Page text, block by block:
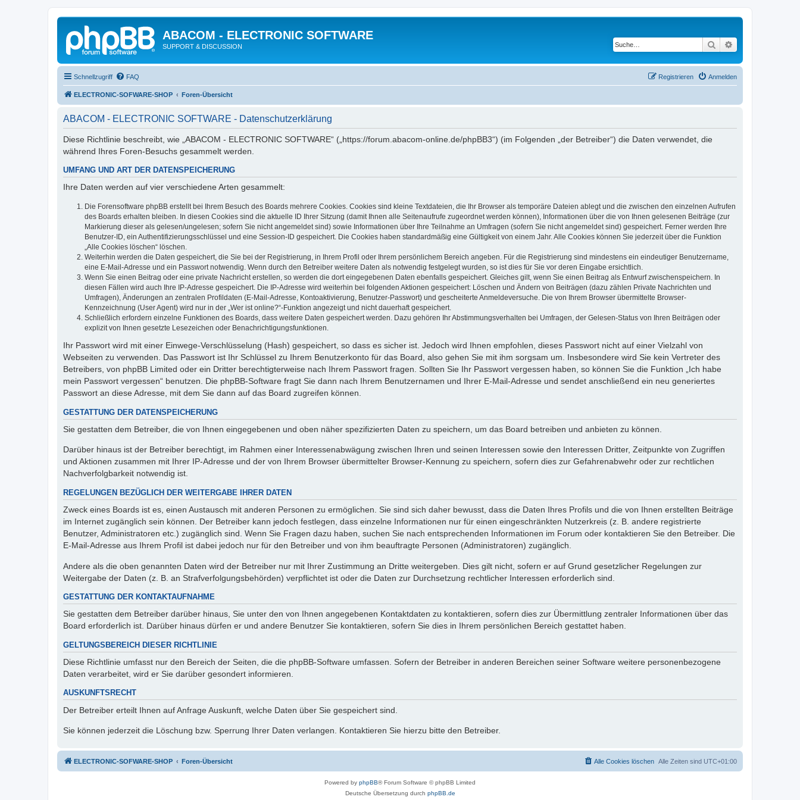
ABACOM - ELECTRONIC SOFTWARE
SUPPORT & DISCUSSION Suche
Schnellzugriff FAQ Anmelden
Registrieren
ELECTRONIC-SOFWARE-SHOP Foren-Übersicht
ABACOM - ELECTRONIC SOFTWARE - Datenschutzerklärung
Diese Richtlinie beschreibt, wie „ABACOM - ELECTRONIC SOFTWARE“ („https://forum.abacom-online.de/phpBB3“) (im Folgenden „der Betreiber“) die Daten verwendet, die
während Ihres Foren-Besuchs gesammelt werden.
UMFANG UND ART DER DATENSPEICHERUNG
Ihre Daten werden auf vier verschiedene Arten gesammelt:
Die Forensoftware phpBB erstellt bei Ihrem Besuch des Boards mehrere Cookies. Cookies sind kleine Textdateien, die Ihr Browser als temporäre Dateien ablegt und die zwischen den einzelnen Aufrufen
des Boards erhalten bleiben. In diesen Cookies sind die aktuelle ID Ihrer Sitzung (damit Ihnen alle Seitenaufrufe zugeordnet werden können), Informationen über die von Ihnen gelesenen Beiträge (zur
Markierung dieser als gelesen/ungelesen; sofern Sie nicht angemeldet sind) sowie Informationen über Ihre Teilnahme an Umfragen (sofern Sie nicht angemeldet sind) gespeichert. Ferner werden Ihre
Benutzer-ID, ein Authentifizierungsschlüssel und eine Session-ID gespeichert. Die Cookies haben standardmäßig eine Gültigkeit von einem Jahr. Alle Cookies können Sie jederzeit über die Funktion
„Alle Cookies löschen“ löschen.
Weiterhin werden die Daten gespeichert, die Sie bei der Registrierung, in Ihrem Profil oder Ihrem persönlichem Bereich angeben. Für die Registrierung sind mindestens ein eindeutiger Benutzername,
eine E-Mail-Adresse und ein Passwort notwendig. Wenn durch den Betreiber weitere Daten als notwendig festgelegt wurden, so ist dies für Sie vor deren Eingabe ersichtlich.
Wenn Sie einen Beitrag oder eine private Nachricht erstellen, so werden die dort eingegebenen Daten ebenfalls gespeichert. Gleiches gilt, wenn Sie einen Beitrag als Entwurf zwischenspeichern. In
diesen Fällen wird auch Ihre IP-Adresse gespeichert. Die IP-Adresse wird weiterhin bei folgenden Aktionen gespeichert: Löschen und Ändern von Beiträgen (dazu zählen Private Nachrichten und
Umfragen), Änderungen an zentralen Profildaten (E-Mail-Adresse, Kontoaktivierung, Benutzer-Passwort) und gescheiterte Anmeldeversuche. Die von Ihrem Browser übermittelte Browser-
Kennzeichnung (User Agent) wird nur in der „Wer ist online?“-Funktion angezeigt und nicht dauerhaft gespeichert.
Schließlich erfordern einzelne Funktionen des Boards, dass weitere Daten gespeichert werden. Dazu gehören Ihr Abstimmungsverhalten bei Umfragen, der Gelesen-Status von Ihren Beiträgen oder
explizit von Ihnen gesetzte Lesezeichen oder Benachrichtigungsfunktionen.
Ihr Passwort wird mit einer Einwege-Verschlüsselung (Hash) gespeichert, so dass es sicher ist. Jedoch wird Ihnen empfohlen, dieses Passwort nicht auf einer Vielzahl von
Webseiten zu verwenden. Das Passwort ist Ihr Schlüssel zu Ihrem Benutzerkonto für das Board, also gehen Sie mit ihm sorgsam um. Insbesondere wird Sie kein Vertreter des
Betreibers, von phpBB Limited oder ein Dritter berechtigterweise nach Ihrem Passwort fragen. Sollten Sie Ihr Passwort vergessen haben, so können Sie die Funktion „Ich habe
mein Passwort vergessen“ benutzen. Die phpBB-Software fragt Sie dann nach Ihrem Benutzernamen und Ihrer E-Mail-Adresse und sendet anschließend ein neu generiertes
Passwort an diese Adresse, mit dem Sie dann auf das Board zugreifen können.
GESTATTUNG DER DATENSPEICHERUNG
Sie gestatten dem Betreiber, die von Ihnen eingegebenen und oben näher spezifizierten Daten zu speichern, um das Board betreiben und anbieten zu können.
Darüber hinaus ist der Betreiber berechtigt, im Rahmen einer Interessenabwägung zwischen Ihren und seinen Interessen sowie den Interessen Dritter, Zeitpunkte von Zugriffen
und Aktionen zusammen mit Ihrer IP-Adresse und der von Ihrem Browser übermittelter Browser-Kennung zu speichern, sofern dies zur Gefahrenabwehr oder zur rechtlichen
Nachverfolgbarkeit notwendig ist.
REGELUNGEN BEZÜGLICH DER WEITERGABE IHRER DATEN
Zweck eines Boards ist es, einen Austausch mit anderen Personen zu ermöglichen. Sie sind sich daher bewusst, dass die Daten Ihres Profils und die von Ihnen erstellten Beiträge
im Internet zugänglich sein können. Der Betreiber kann jedoch festlegen, dass einzelne Informationen nur für einen eingeschränkten Nutzerkreis (z. B. andere registrierte
Benutzer, Administratoren etc.) zugänglich sind. Wenn Sie Fragen dazu haben, suchen Sie nach entsprechenden Informationen im Forum oder kontaktieren Sie den Betreiber. Die
E-Mail-Adresse aus Ihrem Profil ist dabei jedoch nur für den Betreiber und von ihm beauftragte Personen (Administratoren) zugänglich.
Andere als die oben genannten Daten wird der Betreiber nur mit Ihrer Zustimmung an Dritte weitergeben. Dies gilt nicht, sofern er auf Grund gesetzlicher Regelungen zur
Weitergabe der Daten (z. B. an Strafverfolgungsbehörden) verpflichtet ist oder die Daten zur Durchsetzung rechtlicher Interessen erforderlich sind.
GESTATTUNG DER KONTAKTAUFNAHME
Sie gestatten dem Betreiber darüber hinaus, Sie unter den von Ihnen angegebenen Kontaktdaten zu kontaktieren, sofern dies zur Übermittlung zentraler Informationen über das
Board erforderlich ist. Darüber hinaus dürfen er und andere Benutzer Sie kontaktieren, sofern Sie dies in Ihrem persönlichen Bereich gestattet haben.
GELTUNGSBEREICH DIESER RICHTLINIE
Diese Richtlinie umfasst nur den Bereich der Seiten, die die phpBB-Software umfassen. Sofern der Betreiber in anderen Bereichen seiner Software weitere personenbezogene
Daten verarbeitet, wird er Sie darüber gesondert informieren.
AUSKUNFTSRECHT
Der Betreiber erteilt Ihnen auf Anfrage Auskunft, welche Daten über Sie gespeichert sind.
Sie können jederzeit die Löschung bzw. Sperrung Ihrer Daten verlangen. Kontaktieren Sie hierzu bitte den Betreiber.
ELECTRONIC-SOFWARE-SHOP Foren-Übersicht Alle Zeiten sind UTC+01:00
Alle Cookies löschen
Powered by phpBB® Forum Software © phpBB Limited
Deutsche Übersetzung durch phpBB.de